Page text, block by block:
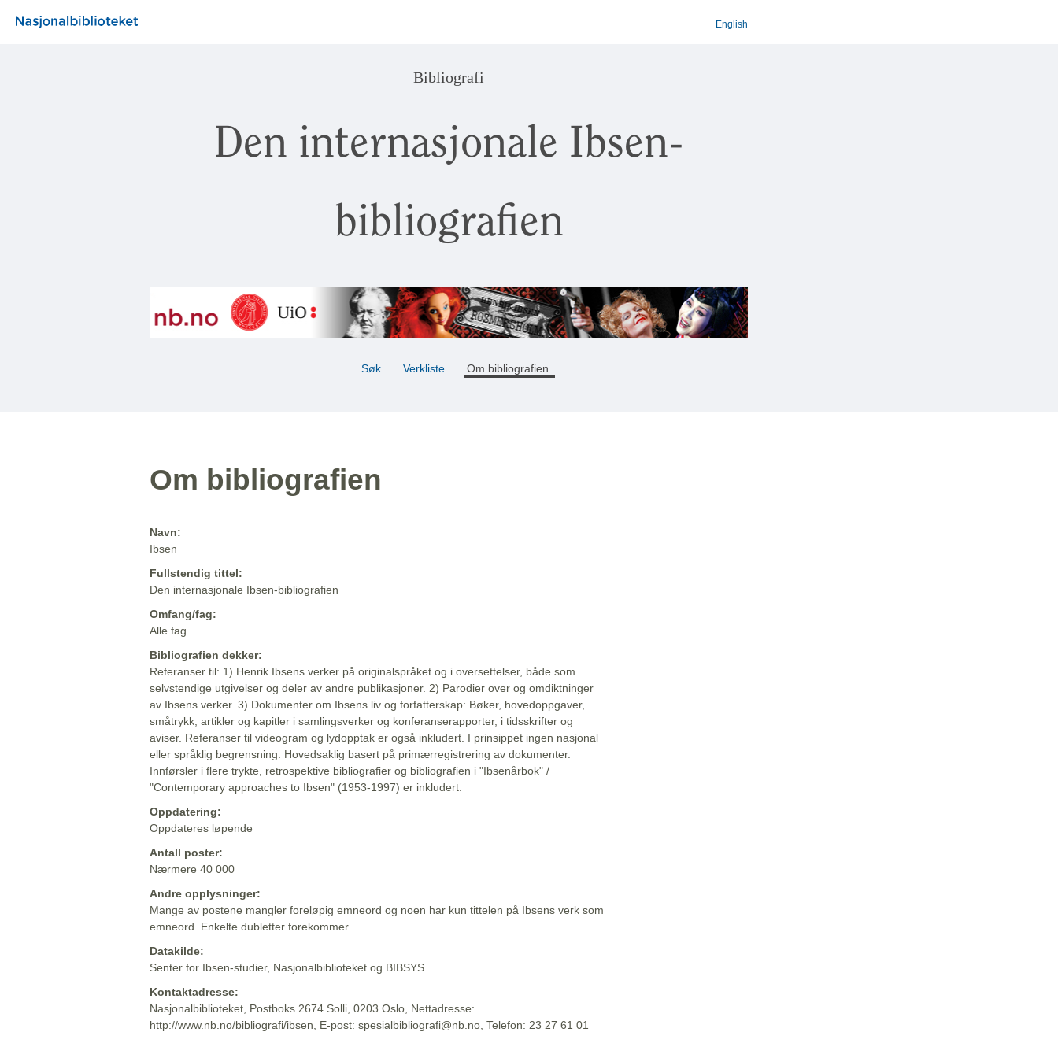
English
Bibliografi
Den internasjonale Ibsen-
bibliografien
Søk Verkliste Om bibliografien
Om bibliografien
Navn:
Ibsen
Fullstendig tittel:
Den internasjonale Ibsen-bibliografien
Omfang/fag:
Alle fag
Bibliografien dekker:
Referanser til: 1) Henrik Ibsens verker på originalspråket og i oversettelser, både som
selvstendige utgivelser og deler av andre publikasjoner. 2) Parodier over og omdiktninger
av Ibsens verker. 3) Dokumenter om Ibsens liv og forfatterskap: Bøker, hovedoppgaver,
småtrykk, artikler og kapitler i samlingsverker og konferanserapporter, i tidsskrifter og
aviser. Referanser til videogram og lydopptak er også inkludert. I prinsippet ingen nasjonal
eller språklig begrensning. Hovedsaklig basert på primærregistrering av dokumenter.
Innførsler i flere trykte, retrospektive bibliografier og bibliografien i "Ibsenårbok" /
"Contemporary approaches to Ibsen" (1953-1997) er inkludert.
Oppdatering:
Oppdateres løpende
Antall poster:
Nærmere 40 000
Andre opplysninger:
Mange av postene mangler foreløpig emneord og noen har kun tittelen på Ibsens verk som
emneord. Enkelte dubletter forekommer.
Datakilde:
Senter for Ibsen-studier, Nasjonalbiblioteket og BIBSYS
Kontaktadresse:
Nasjonalbiblioteket, Postboks 2674 Solli, 0203 Oslo, Nettadresse:
http://www.nb.no/bibliografi/ibsen, E-post: spesialbibliografi@nb.no, Telefon: 23 27 61 01